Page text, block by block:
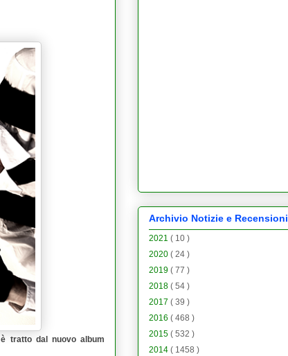
tratto dal nuovo album
Archivio Notizie e Recensioni
2021 ( 10 )
2020 ( 24 )
2019 ( 77 )
2018 ( 54 )
2017 ( 39 )
2016 ( 468 )
2015 ( 532 )
2014 ( 1458 )